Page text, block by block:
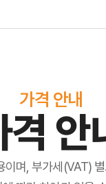
가격 안내
격 안
이며, 부가세(VAT)